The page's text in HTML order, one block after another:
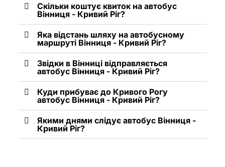
Скільки коштує квиток на автобус
Вінниця - Кривий Ріг?
Яка відстань шляху на автобусному
маршруті Вінниця - Кривий Ріг?
Звідки в Вінниці відправляється
автобус Вінниця - Кривий Ріг?
Куди прибуває до Кривого Рогу
автобус Вінниця - Кривий Ріг?
Якими днями слідує автобус Вінниця -
Кривий Ріг?